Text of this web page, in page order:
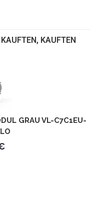
KAUFTEN
GRAU VL-C7C1EU-